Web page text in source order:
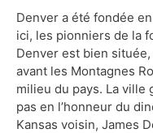
Denver a été fondée en
ici, les pionniers de la
Denver est bien
avant les Montagnes
milieu du pays. La ville
pas en l’honneur du
Kansas voisin, James